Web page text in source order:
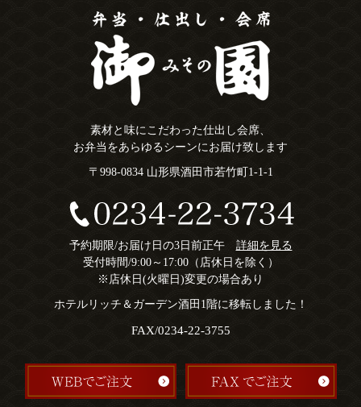
素材と味にこだわった仕出し会席、
お弁当をあらゆるシーンにお届け致します
〒998-0834 山形県酒田市若竹町1-1-1
予約期限/お届け日の3日前正午 詳細を見る
受付時間/9:00～17:00（店休日を除く）
※店休日(火曜日)変更の場合あり
ホテルリッチ＆ガーデン酒田1階に移転しました！
FAX/0234-22-3755